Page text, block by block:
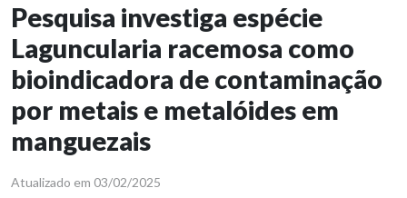
Pesquisa investiga espécie
Laguncularia racemosa como
bioindicadora de contaminação
por metais e metalóides em
manguezais
Atualizado em 03/02/2025